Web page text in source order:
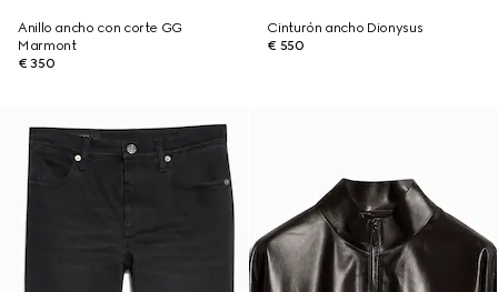
Anillo ancho con corte GG
Marmont
€ 350
Cinturón ancho Dionysus
€ 550